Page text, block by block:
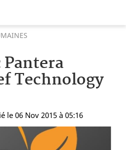
Technology
le 06 Nov 2015 à 05:16